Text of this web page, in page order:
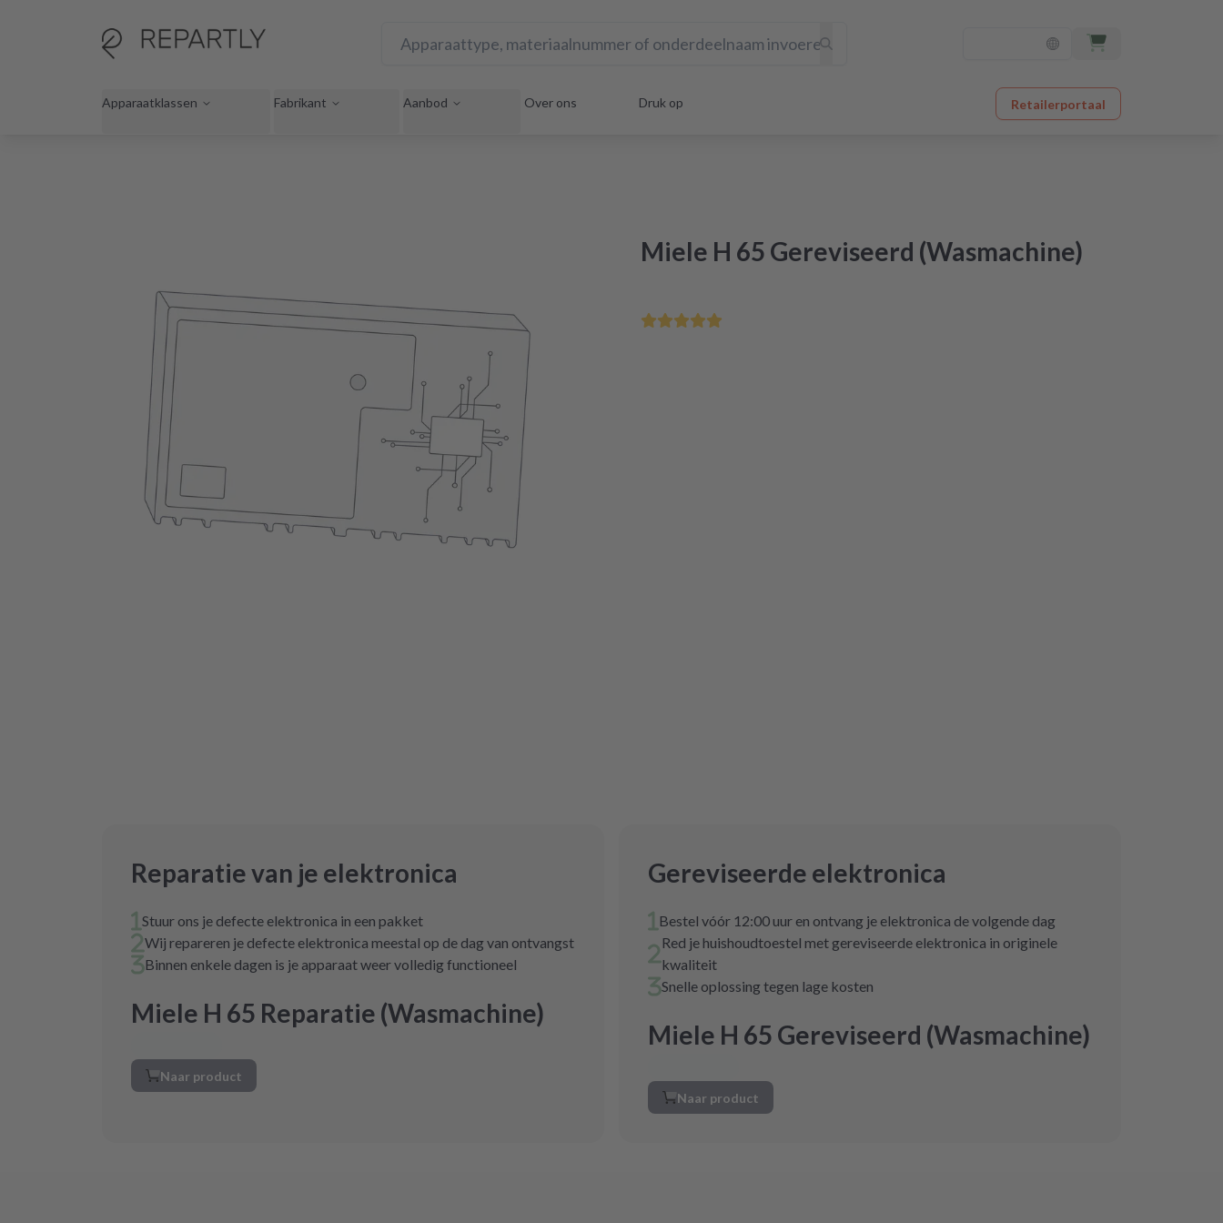
Apparaatklassen Fabrikant Aanbod Over ons Druk op Retailerportaal
Miele H 65 Gereviseerd (Wasmachine)
Reparatie van je elektronica
Stuur ons je defecte elektronica in een pakket
Wij repareren je defecte elektronica meestal op de dag van ontvangst
Binnen enkele dagen is je apparaat weer volledig functioneel
Miele H 65 Reparatie (Wasmachine)
Naar product
Gereviseerde elektronica
Bestel vóór 12:00 uur en ontvang je elektronica de volgende dag
Red je huishoudtoestel met gereviseerde elektronica in originele
kwaliteit
Snelle oplossing tegen lage kosten
Miele H 65 Gereviseerd (Wasmachine)
Naar product